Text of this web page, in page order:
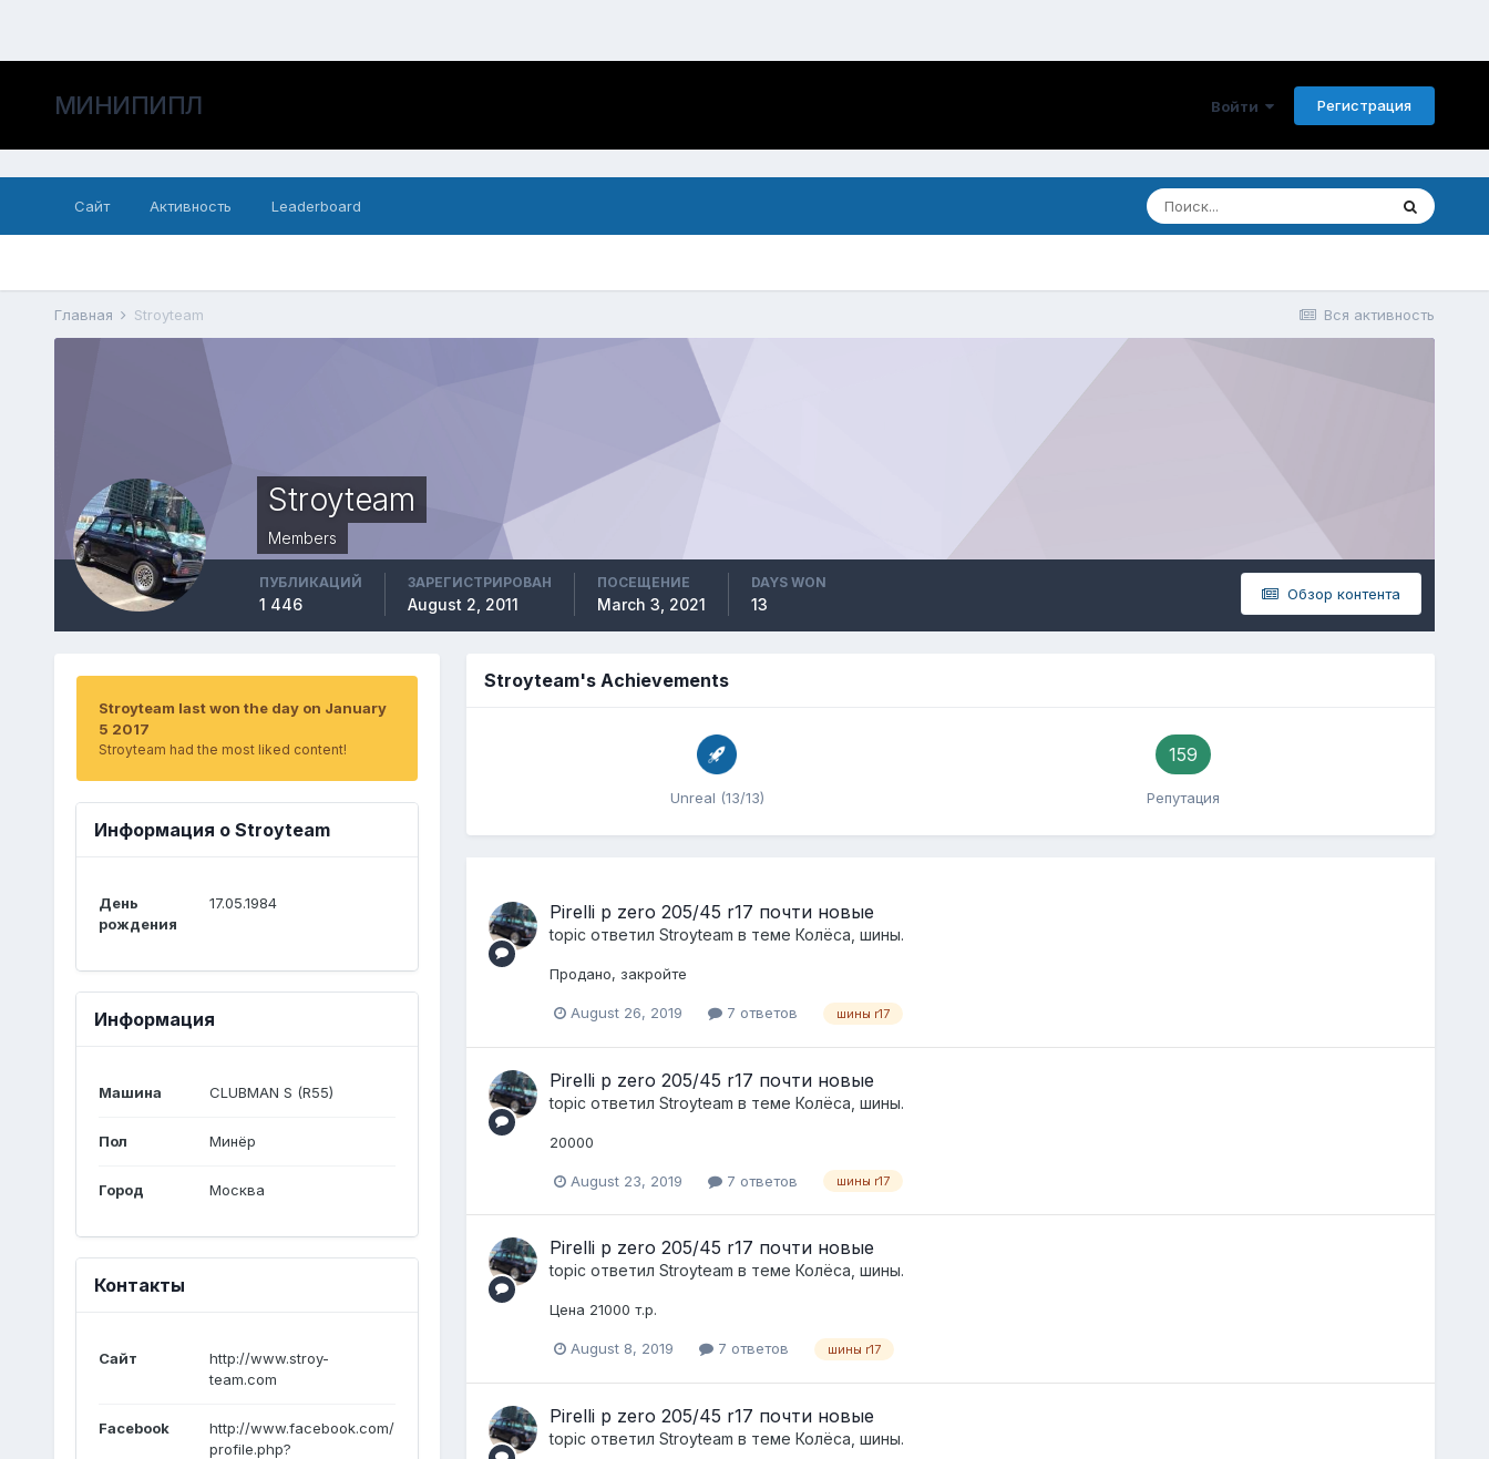
МИНИПИПЛ Войти Регистрация
Сайт Активность Leaderboard
Вся активность
Главная Stroyteam
Stroyteam
Members
Обзор контента
ПУБЛИКАЦИЙ
1 446
ЗАРЕГИСТРИРОВАН
August 2, 2011
ПОСЕЩЕНИЕ
March 3, 2021
DAYS WON
13
Stroyteam last won the day on January
5 2017
Stroyteam had the most liked content!
Информация о Stroyteam
День
рождения
17.05.1984
Информация
Машина CLUBMAN S (R55)
Пол Минёр
Город Москва
Контакты
Сайт
http://www.stroy-
team.com
Facebook
http://www.facebook.com/
profile.php?
Stroyteam's Achievements
Unreal (13/13)
159
Репутация
Pirelli p zero 205/45 r17 почти новые
topic ответил Stroyteam в теме Колёса, шины.
Продано, закройте
August 26, 2019 7 ответов шины r17
Pirelli p zero 205/45 r17 почти новые
topic ответил Stroyteam в теме Колёса, шины.
20000
August 23, 2019 7 ответов шины r17
Pirelli p zero 205/45 r17 почти новые
topic ответил Stroyteam в теме Колёса, шины.
Цена 21000 т.р.
August 8, 2019 7 ответов шины r17
Pirelli p zero 205/45 r17 почти новые
topic ответил Stroyteam в теме Колёса, шины.